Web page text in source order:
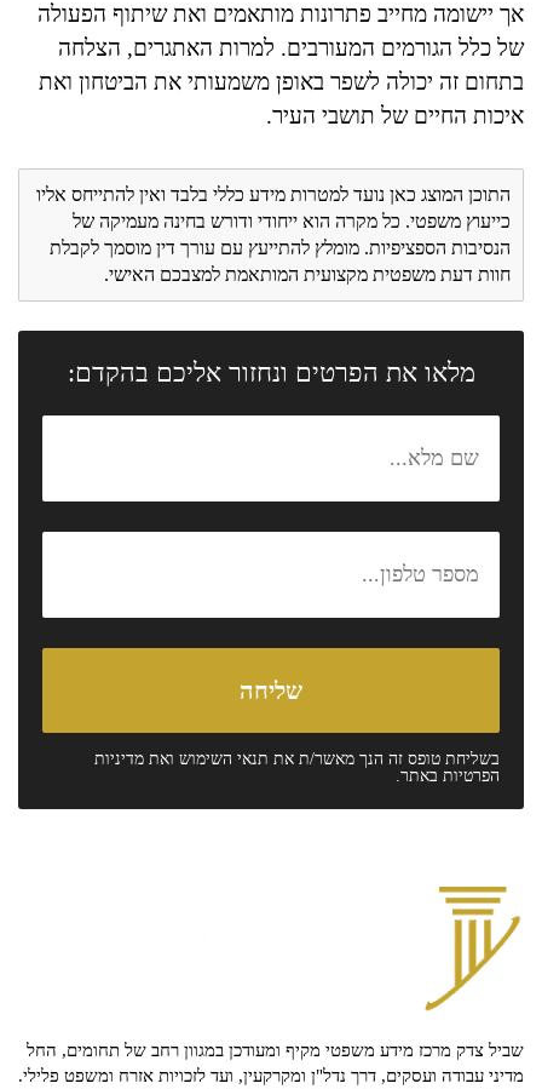
אך יישומה מחייב פתרונות מותאמים ואת שיתוף הפעולה
של כלל הגורמים המעורבים. למרות האתגרים, הצלחה
בתחום זה יכולה לשפר באופן משמעותי את הביטחון ואת
איכות החיים של תושבי העיר.
התוכן המוצג כאן נועד למטרות מידע כללי בלבד ואין להתייחס אליו
כייעוץ משפטי. כל מקרה הוא ייחודי ודורש בחינה מעמיקה של
הנסיבות הספציפיות. מומלץ להתייעץ עם עורך דין מוסמך לקבלת
חוות דעת משפטית מקצועית המותאמת למצבכם האישי.
מלאו את הפרטים ונחזור אליכם בהקדם:
בשליחת טופס זה הנך מאשר/ת את תנאי השימוש ואת מדיניות
הפרטיות באתר.
שביל צדק מרכז מידע משפטי מקיף ומעודכן במגוון רחב של תחומים, החל
מדיני עבודה ועסקים, דרך נדל"ן ומקרקעין, ועד לזכויות אזרח ומשפט פלילי.